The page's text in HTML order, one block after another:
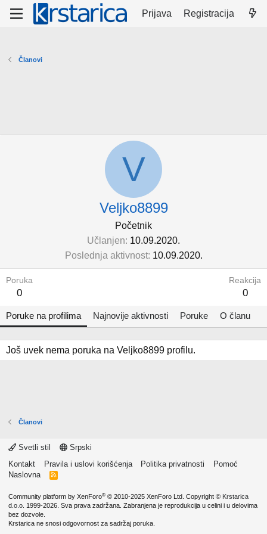
Prijava Registracija
Članovi
V
Veljko8899
Početnik
Učlanjen 10.09.2020.
Poslednja aktivnost 10.09.2020.
Poruka
0
Reakcija
0
Poruke na profilima Najnovije aktivnosti Poruke O članu
Još uvek nema poruka na Veljko8899 profilu.
Članovi
Svetli stil
Srpski
Kontakt
Pravila i uslovi korišćenja Politika privatnosti
Pomoć
Naslovna
R
Community platform by XenForo® © 2010-2025 XenForo Ltd. Copyright © Krstarica
d.o.o. 1999-2026. Sva prava zadržana. Zabranjena je reprodukcija u celini i u delovima
bez dozvole.
Krstarica ne snosi odgovornost za sadržaj poruka.